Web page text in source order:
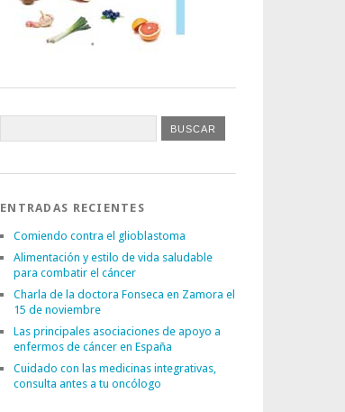
ENTRADAS RECIENTES
Comiendo contra el glioblastoma
Alimentación y estilo de vida saludable
para combatir el cáncer
Charla de la doctora Fonseca en Zamora el
15 de noviembre
Las principales asociaciones de apoyo a
enfermos de cáncer en España
Cuidado con las medicinas integrativas,
consulta antes a tu oncólogo